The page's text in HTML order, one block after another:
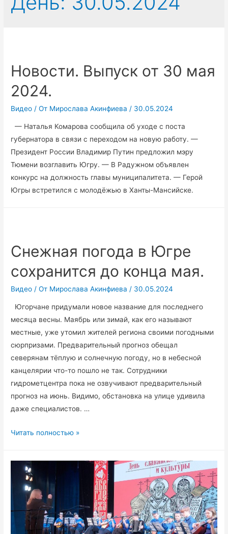
Новости. Выпуск от 30 мая
2024.
Видео / От Мирослава Акинфиева / 30.05.2024
— Наталья Комарова сообщила об уходе с поста
губернатора в связи с переходом на новую работу. —
Президент России Владимир Путин предложил мэру
Тюмени возглавить Югру. — В Радужном объявлен
конкурс на должность главы муниципалитета. — Герой
Югры встретился с молодёжью в Ханты-Мансийске.
Снежная погода в Югре
сохранится до конца мая.
Видео / От Мирослава Акинфиева / 30.05.2024
Югорчане придумали новое название для последнего
месяца весны. Маябрь или зимай, как его называют
местные, уже утомил жителей региона своими погодными
сюрпризами. Предварительный прогноз обещал
северянам тёплую и солнечную погоду, но в небесной
канцелярии что-то пошло не так. Сотрудники
гидрометцентра пока не озвучивают предварительный
прогноз на июнь. Видимо, обстановка на улице удивила
даже специалистов. …
Снежная
Югре
сохранится
конца
мая.
Читать полностью »